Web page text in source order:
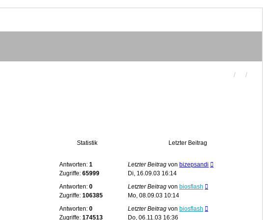
Statistik Letzter Beitrag
Antworten: 1
Zugriffe: 65999
Letzter Beitrag von bizepsandi
Di, 16.09.03 16:14
Antworten: 0
Zugriffe: 106385
Letzter Beitrag von biosflash
Mo, 08.09.03 10:14
Antworten: 0
Zugriffe: 174513
Letzter Beitrag von biosflash
Do, 06.11.03 16:36